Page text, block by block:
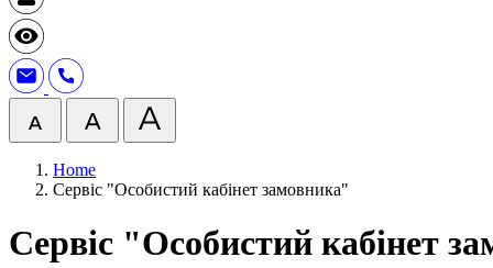
Home
Сервіс "Особистий кабінет замовника"
Сервіс "Особистий кабінет